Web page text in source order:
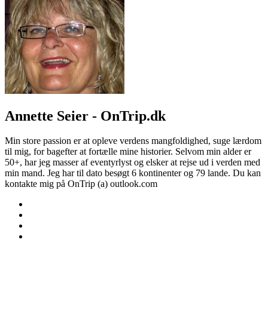
Annette Seier - OnTrip.dk
Min store passion er at opleve verdens mangfoldighed, suge lærdom
til mig, for bagefter at fortælle mine historier. Selvom min alder er
50+, har jeg masser af eventyrlyst og elsker at rejse ud i verden med
min mand. Jeg har til dato besøgt 6 kontinenter og 79 lande. Du kan
kontakte mig på OnTrip (a) outlook.com